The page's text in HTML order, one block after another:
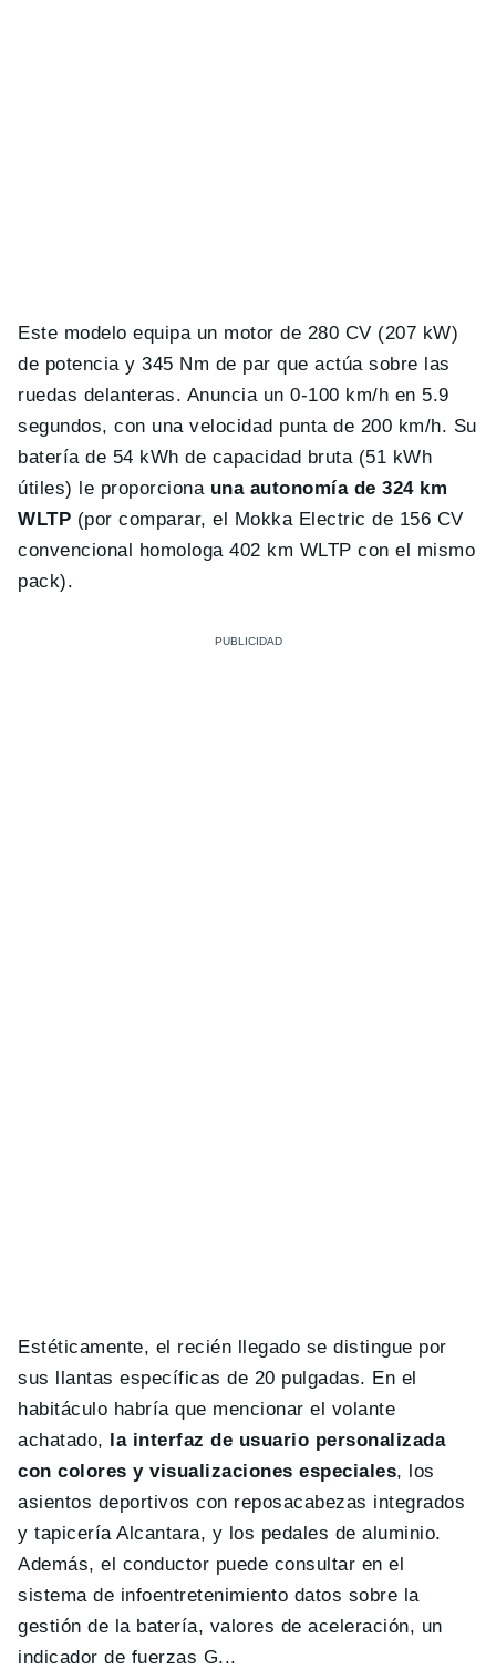
Este modelo equipa un motor de 280 CV (207 kW)
de potencia y 345 Nm de par que actúa sobre las
ruedas delanteras. Anuncia un 0-100 km/h en 5.9
segundos, con una velocidad punta de 200 km/h. Su
batería de 54 kWh de capacidad bruta (51 kWh
útiles) le proporcionauna autonomía de 324 km
WLTP (por comparar, el Mokka Electric de 156 CV
convencional homologa 402 km WLTP con el mismo
pack).
Estéticamente, el recién llegado se distingue por
sus llantas específicas de 20 pulgadas. En el
habitáculo habría que mencionar el volante
achatado,
la interfaz de usuario personalizada
con colores y visualizaciones especiales, los
asientos deportivos con reposacabezas integrados
y tapicería Alcantara, y los pedales de aluminio.
Además, el conductor puede consultar en el
sistema de infoentretenimiento datos sobre la
gestión de la batería, valores de aceleración, un
indicador de fuerzas G...